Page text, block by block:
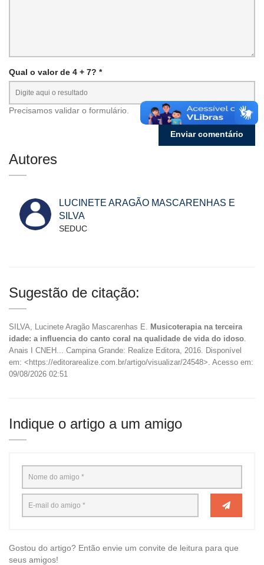
Qual o valor de 4 + 7? *
Precisamos validar o formulário.
Autores
LUCINETE ARAGÃO MASCARENHAS E
SILVA
SEDUC
Sugestão de citação:
SILVA, Lucinete Aragão Mascarenhas E.
Musicoterapia na terceira
idade: a influencia do canto coral na qualidade de vida do idoso
Anais I CNEH... Campina Grande: Realize Editora, 2016. Disponível
em: <https://editorarealize.com.br/artigo/visualizar/24548>. Acesso em:
09/08/2026 02:51
Indique o artigo a um amigo
Gostou do artigo? Então envie um convite de leitura para que
seus amigos!